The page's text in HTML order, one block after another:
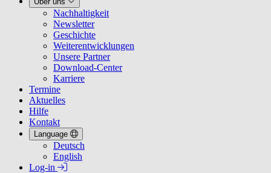
Nachhaltigkeit
Newsletter
Geschichte
Weiterentwicklungen
Unsere Partner
Download-Center
Karriere
Termine
Aktuelles
Hilfe
Kontakt
Language
Deutsch
English
Log-in